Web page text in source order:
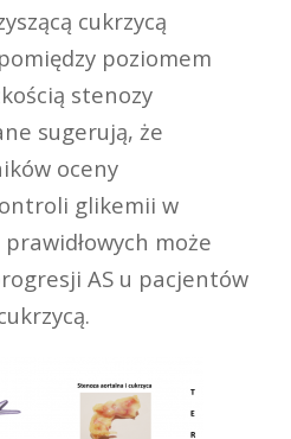
cukrzycą
poziomem
stenozy
sugerują, że
oceny
glikemii w
może
AS u pacjentów